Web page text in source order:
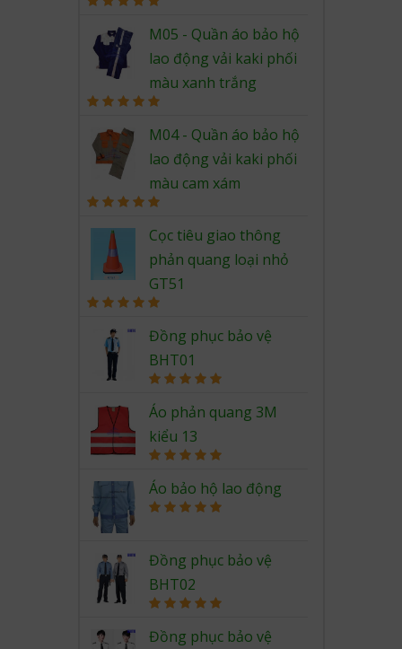
out of 5
M05 - Quần áo bảo hộ
lao động vải kaki phối
màu xanh trắng
out of 5
M04 - Quần áo bảo hộ
lao động vải kaki phối
màu cam xám
out of 5
Cọc tiêu giao thông
phản quang loại nhỏ
GT51
out of 5
Đồng phục bảo vệ
BHT01
out of 5
Áo phản quang 3M
kiểu 13
out of 5
Áo bảo hộ lao động
Đồng phục bảo vệ
BHT02
out of 5
Đồng phục bảo vệ